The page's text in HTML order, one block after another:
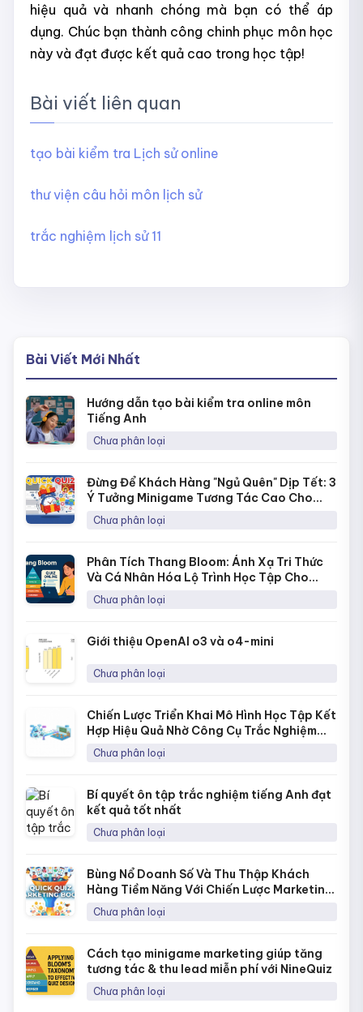
hiệu quả và nhanh chóng mà bạn có thể áp
dụng. Chúc bạn thành công chinh phục môn học
này và đạt được kết quả cao trong học tập!
Bài viết liên quan
tạo bài kiểm tra Lịch sử online
thư viện câu hỏi môn lịch sử
trắc nghiệm lịch sử 11
Bài Viết Mới Nhất
Hướng dẫn tạo bài kiểm tra online môn
Tiếng Anh
Chưa phân loại
Đừng Để Khách Hàng "Ngủ Quên" Dịp Tết: 3
Ý Tưởng Minigame Tương Tác Cao Cho
Fanpage Với Quick Quiz
Chưa phân loại
Phân Tích Thang Bloom: Ánh Xạ Tri Thức
Và Cá Nhân Hóa Lộ Trình Học Tập Cho
Từng Học Sinh
Chưa phân loại
Giới thiệu OpenAI o3 và o4-mini
Chưa phân loại
Chiến Lược Triển Khai Mô Hình Học Tập Kết
Hợp Hiệu Quả Nhờ Công Cụ Trắc Nghiệm
Online
Chưa phân loại
Bí quyết ôn tập trắc nghiệm tiếng Anh đạt
kết quả tốt nhất
Chưa phân loại
Bùng Nổ Doanh Số Và Thu Thập Khách
Hàng Tiềm Năng Với Chiến Lược Marketing
Bằng Quick Quiz
Chưa phân loại
Cách tạo minigame marketing giúp tăng
tương tác & thu lead miễn phí với NineQuiz
Chưa phân loại